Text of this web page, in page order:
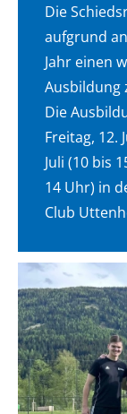
Die
aufgrund
Jahr einen
Ausbildung
Die
Freitag, 12.
Juli (10 bis
14 Uhr) in
Club